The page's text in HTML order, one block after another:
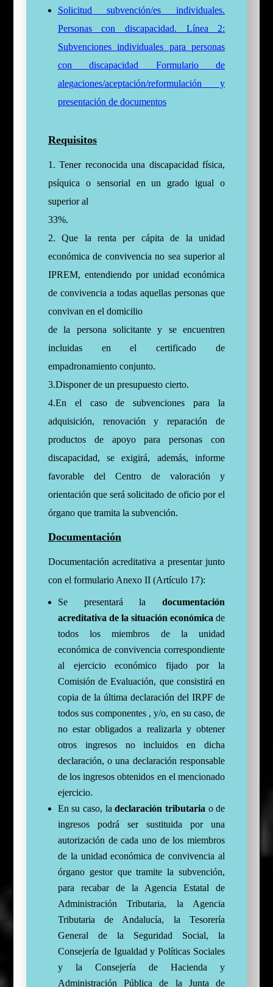
Solicitud subvención/es individuales.
Personas con discapacidad. Línea 2:
Subvenciones individuales para personas
con discapacidad Formulario de
alegaciones/aceptación/reformulación y
presentación de documentos
Requisitos
1. Tener reconocida una discapacidad física,
psíquica o sensorial en un grado igual o
superior al
33%.
2. Que la renta per cápita de la unidad
económica de convivencia no sea superior al
IPREM, entendiendo por unidad económica
de convivencia a todas aquellas personas que
convivan en el domicilio
de la persona solicitante y se encuentren
incluidas en el certificado de
empadronamiento conjunto.
3.Disponer de un presupuesto cierto.
4.En el caso de subvenciones para la
adquisición, renovación y reparación de
productos de apoyo para personas con
discapacidad, se exigirá, además, informe
favorable del Centro de valoración y
orientación que será solicitado de oficio por el
órgano que tramita la subvención.
Documentación
Documentación acreditativa a presentar junto
con el formulario Anexo II (Artículo 17):
Se presentará ladocumentación
acreditativa de la situación económica de
todos los miembros de la unidad
económica de convivencia correspondiente
al ejercicio económico fijado por la
Comisión de Evaluación, que consistirá en
copia de la última declaración del IRPF de
todos sus componentes , y/o, en su caso, de
no estar obligados a realizarla y obtener
otros ingresos no incluidos en dicha
declaración, o una declaración responsable
de los ingresos obtenidos en el mencionado
ejercicio.
En su caso, ladeclaración tributaria o de
ingresos podrá ser sustituida por una
autorización de cada uno de los miembros
de la unidad económica de convivencia al
órgano gestor que tramite la subvención,
para recabar de la Agencia Estatal de
Administración Tributaria, la Agencia
Tributaria de Andalucía, la Tesorería
General de la Seguridad Social, la
Consejería de Igualdad y Políticas Sociales
y la Consejería de Hacienda y
Administración Pública de la Junta de